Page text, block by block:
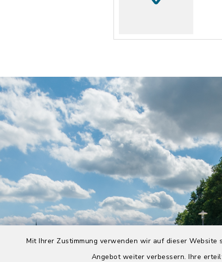
Mit Ihrer Zustimmung verwenden wir auf dieser
Angebot weiter verbessern. Ihre